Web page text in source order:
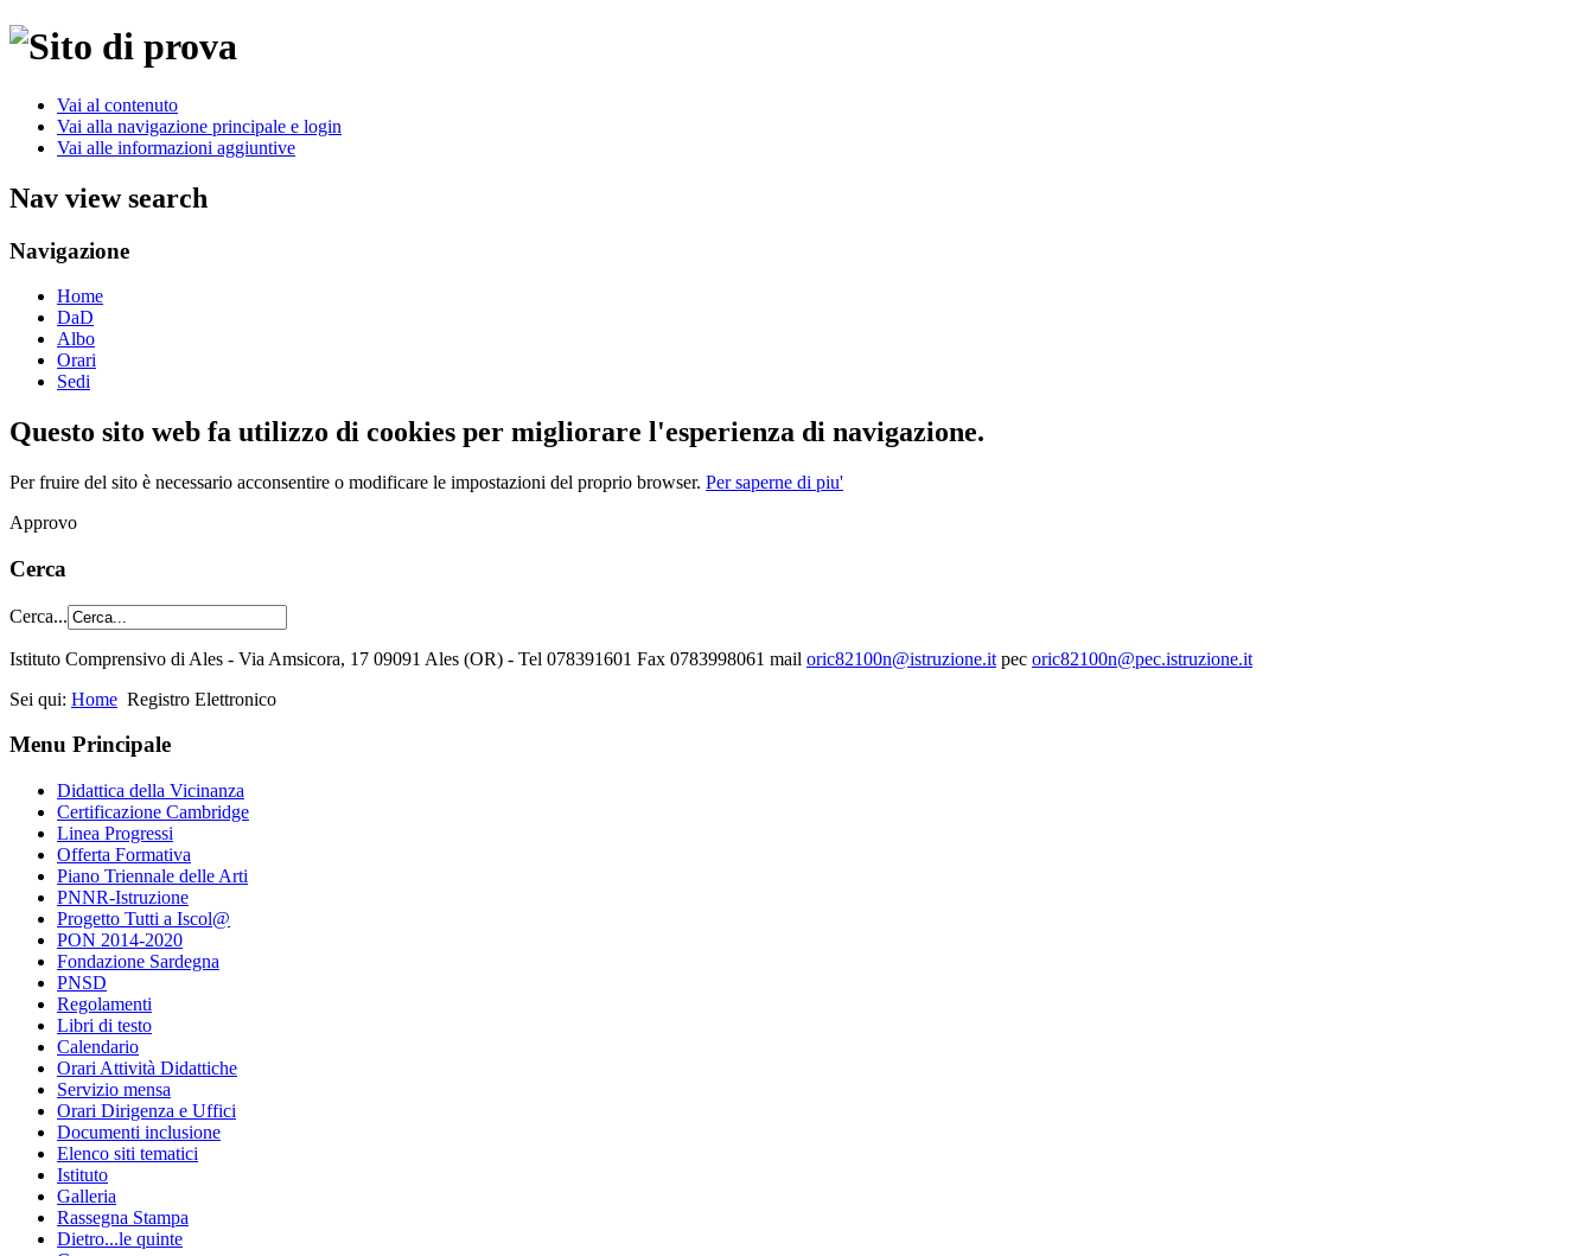
Vai al contenuto
Vai alla navigazione principale e login
Vai alle informazioni aggiuntive
Nav view search
Navigazione
Home
DaD
Albo
Orari
Sedi
Questo sito web fa utilizzo di cookies per migliorare l'esperienza di navigazione.
Per fruire del sito è necessario acconsentire o modificare le impostazioni del proprio browser. Per saperne di piu'
Approvo
Cerca
Cerca...
Istituto Comprensivo di Ales - Via Amsicora, 17 09091 Ales (OR) - Tel 078391601 Fax 0783998061 mail oric82100n@istruzione.it pec oric82100n@pec.istruzione.it
Sei qui: Home Registro Elettronico
Menu Principale
Didattica della Vicinanza
Certificazione Cambridge
Linea Progressi
Offerta Formativa
Piano Triennale delle Arti
PNNR-Istruzione
Progetto Tutti a Iscol@
PON 2014-2020
Fondazione Sardegna
PNSD
Regolamenti
Libri di testo
Calendario
Orari Attività Didattiche
Servizio mensa
Orari Dirigenza e Uffici
Documenti inclusione
Elenco siti tematici
Istituto
Galleria
Rassegna Stampa
Dietro...le quinte